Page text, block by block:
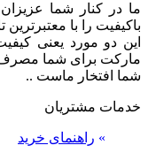
ما در کنار شما
باکیفیت را با
این دو مورد یعنی
مارکت برای شما مصرف
شما افتخار ماست ..
خدمات مشتریان
» راهنمای خرید